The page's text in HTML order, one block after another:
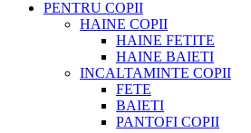
PENTRU COPII
HAINE COPII
HAINE FETITE
HAINE BAIETI
INCALTAMINTE COPII
FETE
BAIETI
PANTOFI COPII